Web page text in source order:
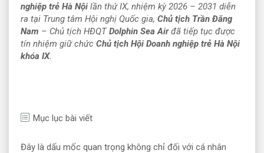
nghiệp trẻ Hà Nội lần thứ IX, nhiệm kỳ 2026 – 2031 diễn
ra tại Trung tâm Hội nghị Quốc gia, Chủ tịch Trần Đăng
Nam – Chủ tịch HĐQTDolphin Sea Airđã tiếp tục được
tín nhiệm giữ chức Chủ tịch Hội Doanh nghiệp trẻ Hà Nội
khóa IX.
Mục lục bài viết
Đây là dấu mốc quan trọng không chỉ đối với cá nhân